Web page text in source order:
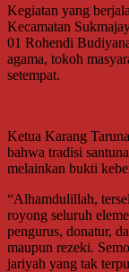
Kegiatan yang
Kecamatan
01 Rohendi
agama, tokoh
setempat.
Ketua Karang
bahwa tradisi
melainkan bukti
“Alhamdulillah,
royong seluruh
pengurus, donatur,
maupun rezeki.
jariyah yang tak